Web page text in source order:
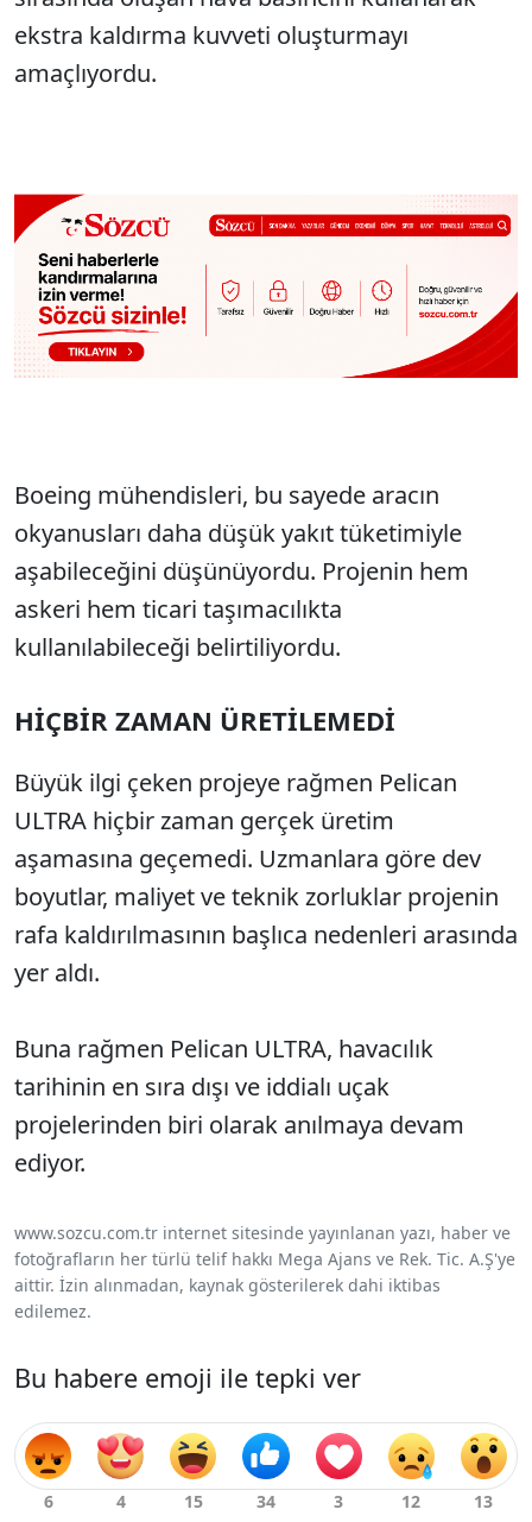
ekstra kaldırma kuvveti oluşturmayı
amaçlıyordu.
Boeing mühendisleri, bu sayede aracın
okyanusları daha düşük yakıt tüketimiyle
aşabileceğini düşünüyordu. Projenin hem
askeri hem ticari taşımacılıkta
kullanılabileceği belirtiliyordu.
HİÇBİR ZAMAN ÜRETİLEMEDİ
Büyük ilgi çeken projeye rağmen Pelican
ULTRA hiçbir zaman gerçek üretim
aşamasına geçemedi. Uzmanlara göre dev
boyutlar, maliyet ve teknik zorluklar projenin
rafa kaldırılmasının başlıca nedenleri arasında
yer aldı.
Buna rağmen Pelican ULTRA, havacılık
tarihinin en sıra dışı ve iddialı uçak
projelerinden biri olarak anılmaya devam
ediyor.
www.sozcu.com.tr internet sitesinde yayınlanan yazı, haber ve
fotoğrafların her türlü telif hakkı Mega Ajans ve Rek. Tic. A.Ş'ye
aittir. İzin alınmadan, kaynak gösterilerek dahi iktibas
edilemez.
Bu habere emoji ile tepki ver